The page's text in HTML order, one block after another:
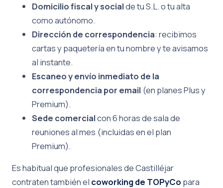
Domicilio fiscal y socialde tu S.L. o tu alta
como autónomo.
Dirección de correspondencia: recibimos
cartas y paquetería en tu nombre y te avisamos
al instante.
Escaneo y envío inmediato de la
correspondencia por email (en planes Plus y
Premium).
Sede comercialcon 6 horas de sala de
reuniones al mes (incluidas en el plan
Premium).
Es habitual que profesionales de Castilléjar
contraten también el coworking de TOPyCo para